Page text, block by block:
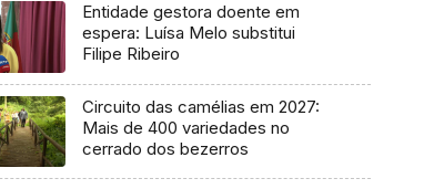
Entidade gestora doente em
espera: Luísa Melo substitui
Filipe Ribeiro
Circuito das camélias em 2027:
Mais de 400 variedades no
cerrado dos bezerros